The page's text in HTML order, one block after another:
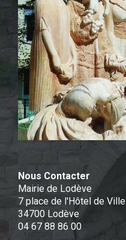
Nous Contacter
Mairie de Lodève
7 place de l'Hôtel de Ville
34700 Lodève
04 67 88 86 00